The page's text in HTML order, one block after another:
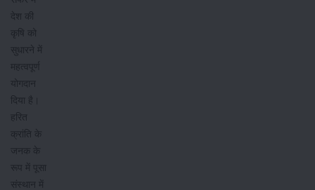
देश की
कृषि को
सुधारने में
महत्वपूर्ण
योगदान
दिया है।
हरित
क्रांति के
जनक के
रूप में पूसा
संस्थान में